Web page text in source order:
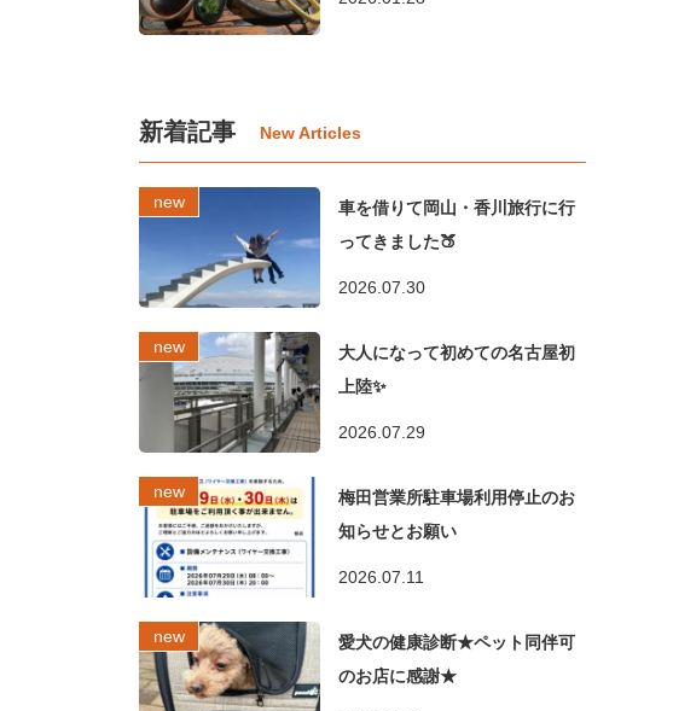
新着記事
車を借りて岡山・香川旅行に行
ってきました🍑
2026.07.30
大人になって初めての名古屋初
上陸✨
2026.07.29
梅田営業所駐車場利用停止のお
知らせとお願い
2026.07.11
愛犬の健康診断★ペット同伴可
のお店に感謝★